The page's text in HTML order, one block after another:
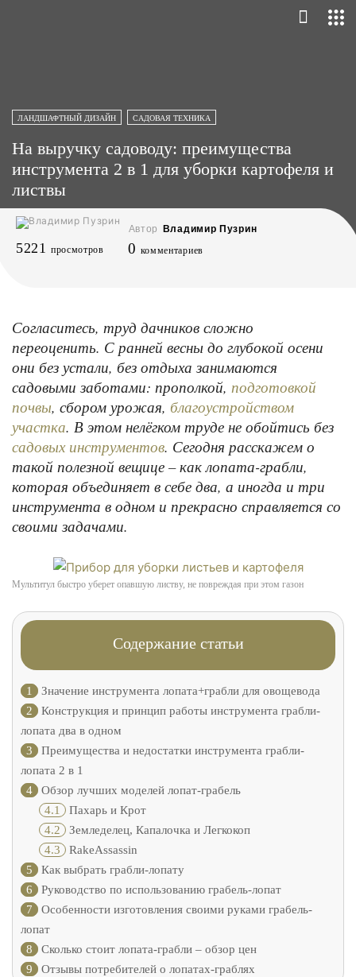
ЛАНДШАФТНЫЙ ДИЗАЙН САДОВАЯ ТЕХНИКА
На выручку садоводу: преимущества
инструмента 2 в 1 для уборки картофеля и
листвы
Автор Владимир Пузрин
5221 просмотров 0 комментариев
Согласитесь, труд дачников сложно
переоценить. С ранней весны до глубокой осени
они без устали, без отдыха занимаются
садовыми заботами: прополкой, подготовкой
почвы, сбором урожая, благоустройством
участка. В этом нелёгком труде не обойтись без
садовых инструментов. Сегодня расскажем о
такой полезной вещице – как лопата-грабли,
которая объединяет в себе два, а иногда и три
инструмента в одном и прекрасно справляется со
своими задачами.
Мультитул быстро уберет опавшую листву, не повреждая при этом газон
Содержание статьи
1
Значение инструмента лопата+грабли для овощевода
2
Конструкция и принцип работы инструмента грабли-
лопата два в одном
3
Преимущества и недостатки инструмента грабли-
лопата 2 в 1
4
Обзор лучших моделей лопат-грабель
4.1 Пахарь и Крот
4.2 Земледелец, Капалочка и Легкокоп
4.3 RakeAssassin
5
Как выбрать грабли-лопату
6
Руководство по использованию грабель-лопат
7
Особенности изготовления своими руками грабель-
лопат
8
Сколько стоит лопата-грабли – обзор цен
9
Отзывы потребителей о лопатах-граблях